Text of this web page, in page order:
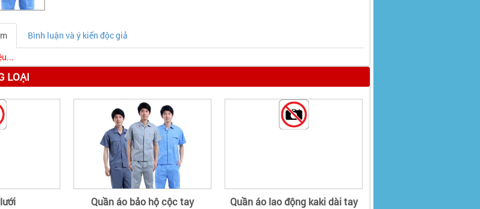
Bình luận và ý kiến độc giả
LOẠI
Quần áo bảo hộ cộc tay Quần áo lao động kaki dài tay